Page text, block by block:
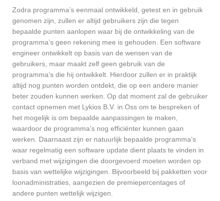
Zodra programma’s eenmaal ontwikkeld, getest en in gebruik
genomen zijn, zullen er altijd gebruikers zijn die tegen
bepaalde punten aanlopen waar bij de ontwikkeling van de
programma’s geen rekening mee is gehouden. Een software
engineer ontwikkelt op basis van de wensen van de
gebruikers, maar maakt zelf geen gebruik van de
programma’s die hij ontwikkelt. Hierdoor zullen er in praktijk
altijd nog punten worden ontdekt, die op een andere manier
beter zouden kunnen werken. Op dat moment zal de gebruiker
contact opnemen met Lykios B.V. in Oss om te bespreken of
het mogelijk is om bepaalde aanpassingen te maken,
waardoor de programma’s nog efficiënter kunnen gaan
werken. Daarnaast zijn er natuurlijk bepaalde programma’s
waar regelmatig een software update dient plaats te vinden in
verband met wijzigingen die doorgevoerd moeten worden op
basis van wettelijke wijzigingen. Bijvoorbeeld bij pakketten voor
loonadministraties, aangezien de premiepercentages of
andere punten wettelijk wijzigen.